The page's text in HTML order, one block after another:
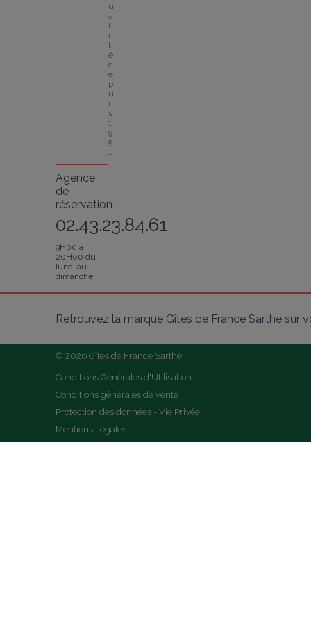
u
a
l
i
t
é
d
e
p
u
i
s
1
9
5
1
Agence
de
réservation :
02.43.23.84.61
9H00 à
20H00 du
lundi au
dimanche
Retrouvez la marque Gîtes de France Sarthe sur
© 2026 Gîtes de France Sarthe
Conditions Générales d'Utilisation
Conditions générales de vente
Protection des données - Vie Privée
Mentions Légales